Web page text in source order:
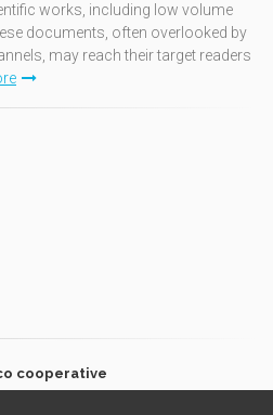
works, including low volume
documents, often overlooked by
may reach their target readers
cooperative